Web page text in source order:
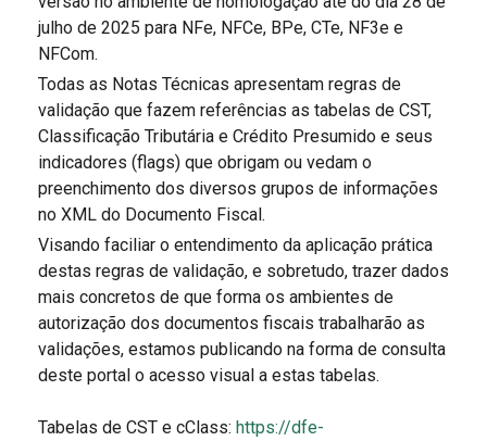
julho de 2025 para NFe, NFCe, BPe, CTe, NF3e e
NFCom.
Todas as Notas Técnicas apresentam regras de
validação que fazem referências as tabelas de CST,
Classificação Tributária e Crédito Presumido e seus
indicadores (flags) que obrigam ou vedam o
preenchimento dos diversos grupos de informações
no XML do Documento Fiscal.
Visando faciliar o entendimento da aplicação prática
destas regras de validação, e sobretudo, trazer dados
mais concretos de que forma os ambientes de
autorização dos documentos fiscais trabalharão as
validações, estamos publicando na forma de consulta
deste portal o acesso visual a estas tabelas.
Tabelas de CST e cClass: https://dfe-